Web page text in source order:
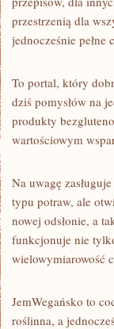
przestrzenią dla
jednocześnie pełne
To portal, który
dziś pomysłów na
produkty
wartościowym
Na uwagę
typu potraw, ale
nowej odsłonie, a
funkcjonuje nie
wielowymiarowość
JemWegańsko to
roślinna, a